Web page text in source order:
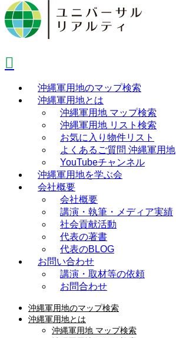
沖縄軍用地のマップ検索
沖縄軍用地とは
沖縄軍用地 マップ検索
沖縄軍用地 リスト検索
お気に入り物件リスト
よくあるご質問 沖縄軍用地
YouTubeチャンネル
沖縄軍用地を学ぶ会
会社概要
会社概要
講演・執筆・メディア実績
社会貢献活動
代表の著書
代表のBLOG
お問い合わせ
講演・取材等の依頼
お問合わせ
沖縄軍用地のマップ検索
沖縄軍用地とは
沖縄軍用地 マップ検索